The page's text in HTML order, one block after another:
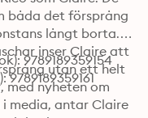
båda det försprång
långt borta.
inser Claire att
utan ett helt
med nyheten om
media, antar Claire
9789189359154